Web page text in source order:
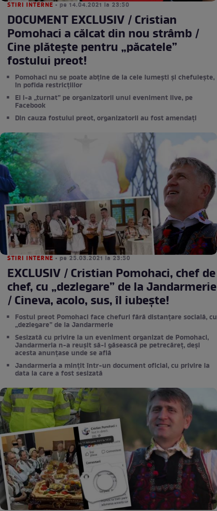
STIRI INTERNE • pe 14.04.2021 la 23:50
DOCUMENT EXCLUSIV / Cristian
Pomohaci a călcat din nou strâmb /
Cine plătește pentru „păcatele”
fostului preot!
Pomohaci nu se poate abține de la cele lumești și chefuiește,
în pofida restricțiilor
El i-a „turnat” pe organizatorii unui eveniment live, pe
Facebook
Din cauza fostului preot, organizatorii au fost amendați
STIRI INTERNE • pe 25.03.2021 la 23:50
EXCLUSIV / Cristian Pomohaci, chef de
chef, cu „dezlegare” de la Jandarmerie
/ Cineva, acolo, sus, îl iubește!
Fostul preot Pomohaci face chefuri fără distanțare socială, cu
„dezlegare” de la Jandarmerie
Sesizată cu privire la un eveniment organizat de Pomohaci,
Jandarmeria n-a reușit să-l găsească pe petrecăreț, deși
acesta anunțase unde se află
Jandarmeria a mințit într-un document oficial, cu privire la
data la care a fost sesizată